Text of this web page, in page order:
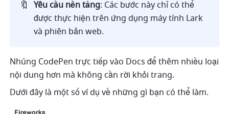
🔖 Yêu cầu nền tảng: Các bước này chỉ có thể
được thực hiện trên ứng dụng máy tính Lark
và phiên bản web.
Nhúng CodePen trực tiếp vào Docs để thêm nhiều loại
nội dung hơn mà không cần rời khỏi trang.
Dưới đây là một số ví dụ về những gì bạn có thể làm.